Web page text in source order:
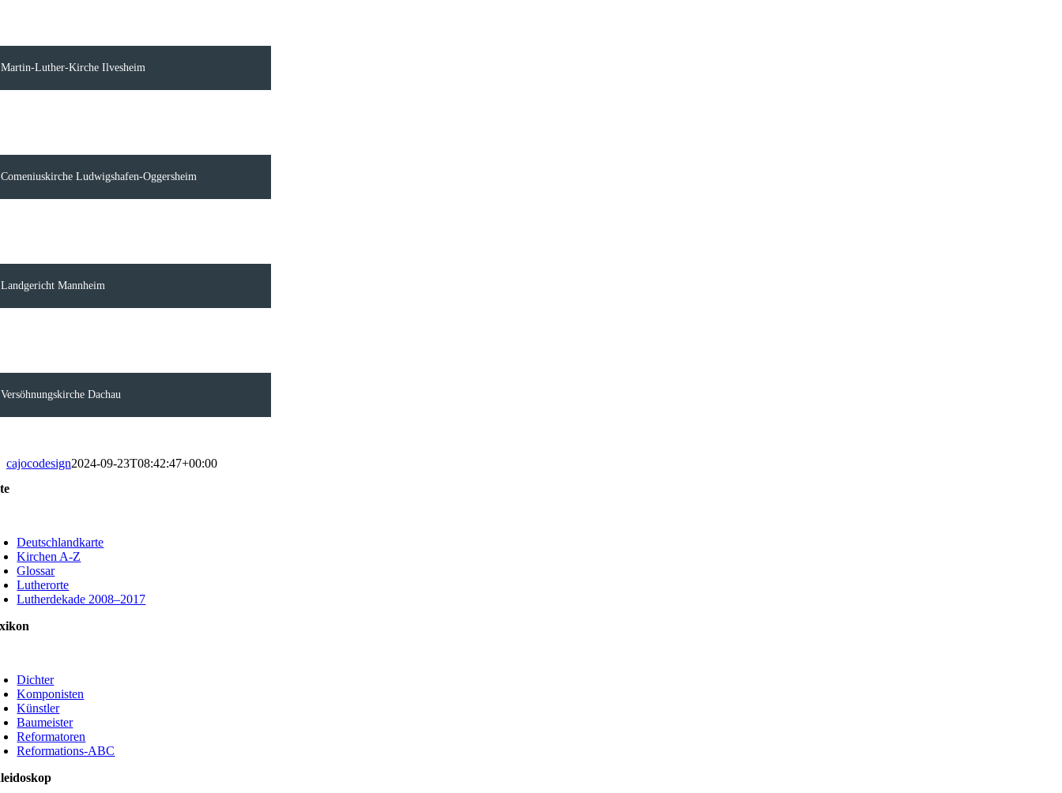
Martin-Luther-Kirche Ilvesheim
Comeniuskirche Ludwigshafen-Oggersheim
Landgericht Mannheim
Versöhnungskirche Dachau
cajocodesign2024-09-23T08:42:47+00:00
Deutschlandkarte
Kirchen A-Z
Glossar
Lutherorte
Lutherdekade 2008–2017
Dichter
Komponisten
Künstler
Baumeister
Reformatoren
Reformations-ABC